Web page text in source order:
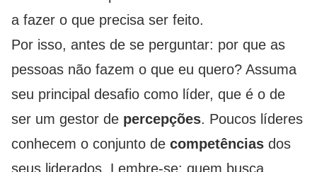
a fazer o que precisa ser feito.
Por isso, antes de se perguntar: por que as
pessoas não fazem o que eu quero? Assuma
seu principal desafio como líder, que é o de
ser um gestor de percepções. Poucos líderes
conhecem o conjunto de competências dos
seus liderados. Lembre-se: quem busca